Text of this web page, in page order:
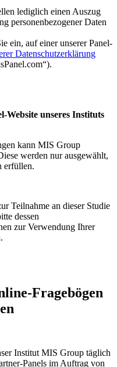
lediglich einen Auszug
personenbezogener Daten
ein, auf einer unserer Panel-
Datenschutzerklärung
Website unseres Instituts
kann MIS Group
werden nur ausgewählt,
erfüllen.
Teilnahme an dieser Studie
dessen
zur Verwendung Ihrer
Fragebögen
Institut MIS Group täglich
Panels im Auftrag von